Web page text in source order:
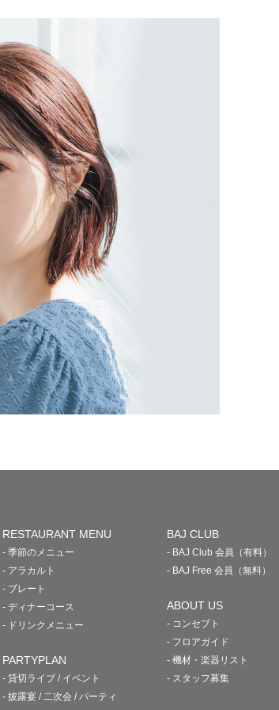
RESTAURANT MENU
- 季節のメニュー
- アラカルト
- プレート
- ディナーコース
- ドリンクメニュー
PARTYPLAN
- 貸切ライブ / イベント
- 披露宴 / 二次会 / パーティ
BAJ CLUB
- BAJ Club 会員（有料）
- BAJ Free 会員（無料）
ABOUT US
- コンセプト
- フロアガイド
- 機材・楽器リスト
- スタッフ募集